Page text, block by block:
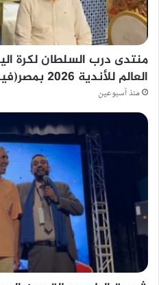
منتدى درب السلطان لكرة
العالم للأندية 2026 بمصر(فيديو)
منذ أسبوعين